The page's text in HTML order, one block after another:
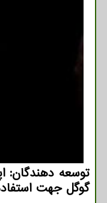
توسعه دهندگان:
گوگل جهت